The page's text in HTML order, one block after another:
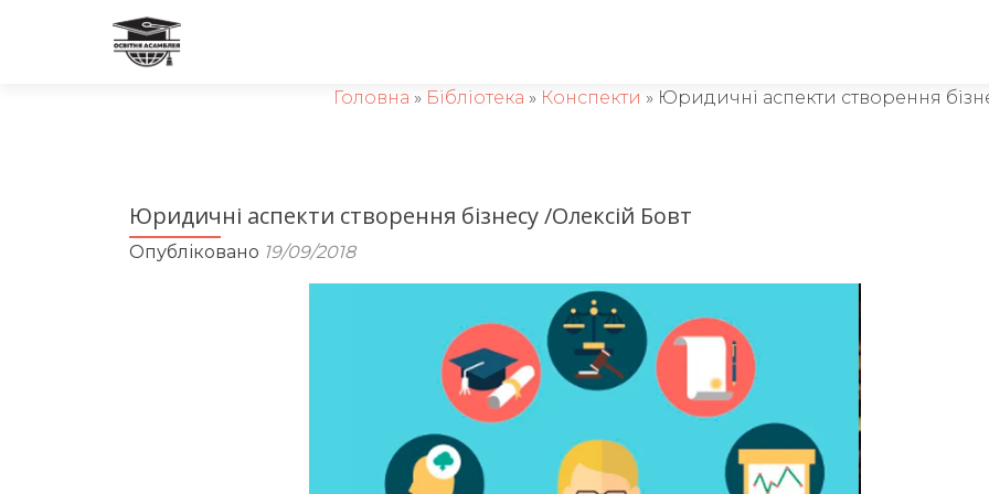
Головна » Бібліотека » Конспекти » Юридичні аспекти створення
Юридичні аспекти створення бізнесу /Олексій Бовт
Опубліковано 19/09/2018